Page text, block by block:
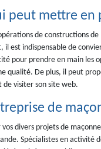
peut mettre en
de constructions
il est indispensable de
pour prendre en main les
qualité. De plus, il peut
de visiter son site web.
de
vos divers projets de
Spécialistes en activité